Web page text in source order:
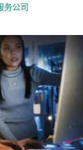
务公司